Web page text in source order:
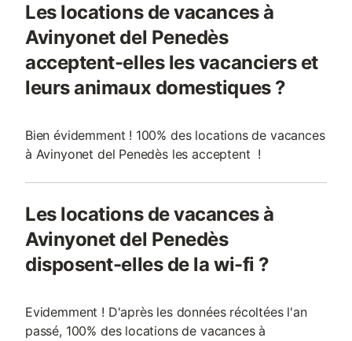
Les locations de vacances à
Avinyonet del Penedès
acceptent-elles les vacanciers et
leurs animaux domestiques ?
Bien évidemment ! 100% des locations de vacances
à Avinyonet del Penedès les acceptent !
Les locations de vacances à
Avinyonet del Penedès
disposent-elles de la wi-fi ?
Evidemment ! D'après les données récoltées l'an
passé, 100% des locations de vacances à